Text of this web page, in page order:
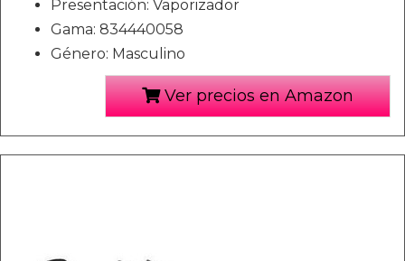
Presentación: Vaporizador
Gama: 834440058
Género: Masculino
Ver precios en Amazon